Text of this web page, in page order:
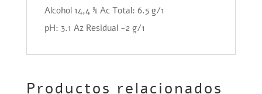
Alcohol 14,4 % Ac Total: 6.5 g/1
pH: 3.1 Az Residual -2 g/1
Productos relacionados